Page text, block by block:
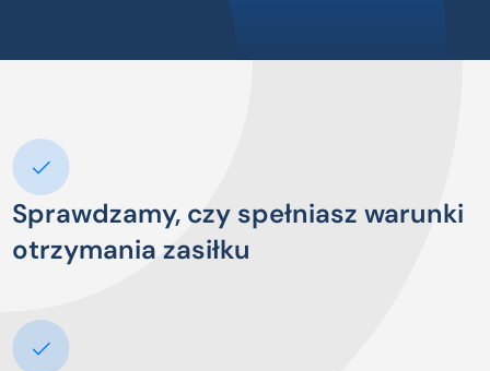
Sprawdzamy, czy spełniasz warunki
otrzymania zasiłku